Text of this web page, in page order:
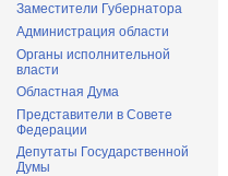
Заместители Губернатора
Администрация области
Органы исполнительной
власти
Областная Дума
Представители в Совете
Федерации
Депутаты Государственной
Думы